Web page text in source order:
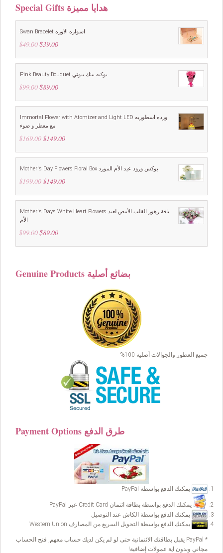
Special Gifts هدايا مميزة
Swan Bracelet اسواره الاوزه
$49.00 Original
was:
$39.00Current
is:
Pink Beauty Bouquet بوكيه بينك بيوتي
$99.00 Original
was:
$89.00Current
is:
Immortal Flower with Atomizer and Light LED ورده اسطوريه
مع معطر و ضوء
$169.00 Original
was:
$149.00Current
is:
Mother's Day Flowers Floral Box بوكس ورود عيد الأم المورد
$199.00 Original
was:
$149.00Current
is:
Mother's Days White Heart Flowers باقة زهور القلب الأبيض لعيد
الأم
$99.00 Original
was:
$89.00Current
is:
Genuine Products بضائع أصلية
جميع العطور والجوالات أصلية 100%
Payment Options طرق الدفع
يمكنك الدفع بواسطة PayPal
يمكنك الدفع بواسطة بطاقة ائتمان Credit Card عبر PayPal
يمكنك الدفع بواسطة الكاش عند التوصيل
يمكنك الدفع بواسطة التحويل السريع من المصارف Western Union
* PayPal يقبل بطاقتك الائتمانية حتى لو لم يكن لديك حساب معهم, فتح الحساب
مجاني وبدون اية عمولات إضافية!